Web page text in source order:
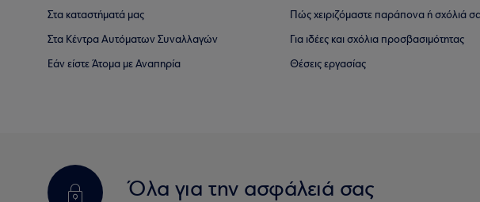
Στα καταστήματά μας
Στα Κέντρα Αυτόματων Συναλλαγών
Εάν είστε Άτομα με Αναπηρία
Πώς χειριζόμαστε παράπονα ή σχόλιά
Για ιδέες και σχόλια προσβασιμότητας
Θέσεις εργασίας
Όλα για την ασφάλειά σας